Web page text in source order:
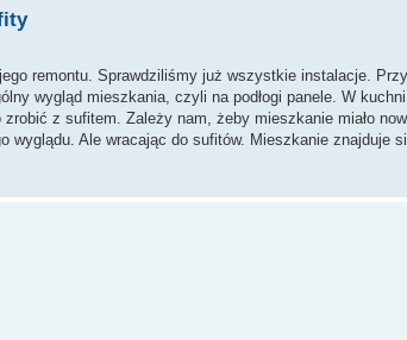
remontu. Sprawdziliśmy już wszystkie instalacje.
wygląd mieszkania, czyli na podłogi panele. W
z sufitem. Zależy nam, żeby mieszkanie miało
Ale wracając do sufitów. Mieszkanie znajduje